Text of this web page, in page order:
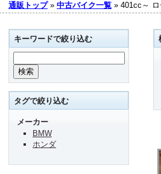
通販トップ» 中古バイク一覧 » 401cc～
キーワードで絞り込む
タグで絞り込む
メーカー
BMW
ホンダ